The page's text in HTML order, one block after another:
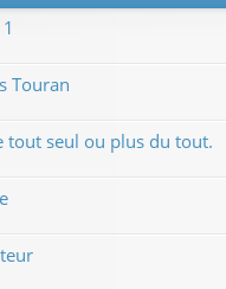
Touran
tout seul ou plus du tout.